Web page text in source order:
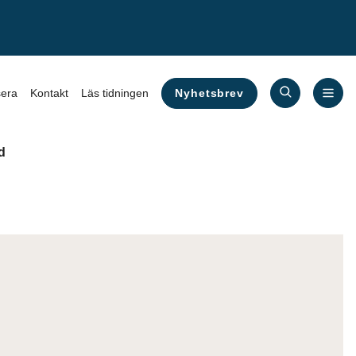
Kontakt Läs tidningen Nyhetsbrev